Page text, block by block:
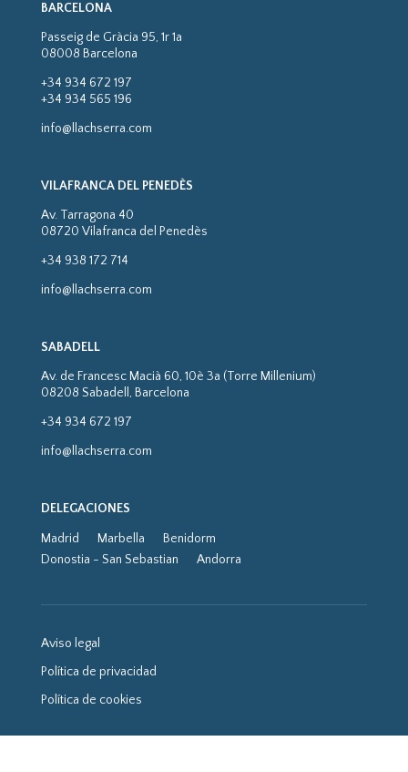
BARCELONA
Passeig de Gràcia 95, 1r 1a
08008 Barcelona
+34 934 672 197
+34 934 565 196
info@llachserra.com
VILAFRANCA DEL PENEDÈS
Av. Tarragona 40
08720 Vilafranca del Penedès
+34 938 172 714
info@llachserra.com
SABADELL
Av. de Francesc Macià 60, 10è 3a (Torre Millenium)
08208 Sabadell, Barcelona
+34 934 672 197
info@llachserra.com
DELEGACIONES
Madrid Marbella
Benidorm
Donostia - San Sebastian
Andorra
Aviso legal
Política de privacidad
Política de cookies